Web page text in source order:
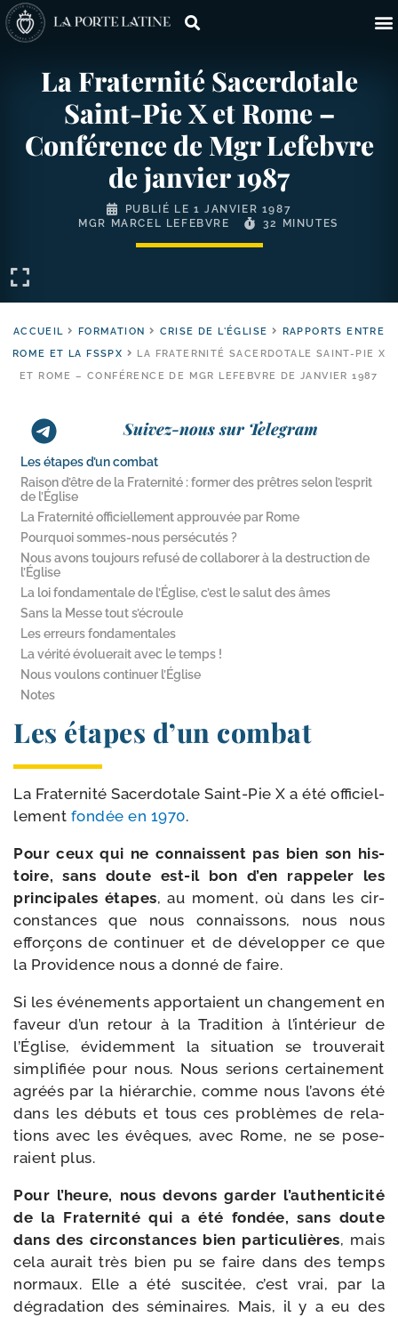
La Fraternité Sacerdotale
Saint-​Pie X et Rome –
Conférence de Mgr Lefebvre
de janvier 1987
PUBLIÉ LE 1 JANVIER 1987
MGR MARCEL LEFEBVRE
32 MINUTES
ACCUEIL FORMATION CRISE DE L'ÉGLISE
RAPPORTS ENTRE
ROME ET LA FSSPX
LA FRATERNITÉ SACERDOTALE SAINT-​PIE X
ET ROME – CONFÉRENCE DE MGR LEFEBVRE DE JANVIER 1987
Suivez-nous sur Telegram
Les étapes d’un combat
Raison d’être de la Fraternité : former des prêtres selon l’esprit
de l’Église
La Fraternité officiellement approuvée par Rome
Pourquoi sommes-​nous persécutés ?
Nous avons toujours refusé de collaborer à la destruction de
l’Église
La loi fondamentale de l’Église, c’est le salut des âmes
Sans la Messe tout s’écroule
Les erreurs fondamentales
La vérité évoluerait avec le temps !
Nous voulons continuer l’Église
Notes
Les étapes d’un combat
La Fraternité Sacerdotale Saint-​Pie X a été offi­ciel­
le­ment fon­dée en 1970.
Pour ceux qui ne connaissent pas bien son his­
toire, sans doute est-​il bon d’en rap­pe­ler les
prin­ci­pales étapes, au moment, où dans les cir­
cons­tances que nous connais­sons, nous nous
effor­çons de conti­nuer et de déve­lop­per ce que
la Providence nous a don­né de faire.
Si les évé­ne­ments appor­taient un chan­ge­ment en
faveur d’un retour à la Tradition à l’intérieur de
l’Église, évi­dem­ment la situa­tion se trou­ve­rait
sim­pli­fiée pour nous. Nous serions cer­tai­ne­ment
agréés par la hié­rar­chie, comme nous l’avons été
dans les débuts et tous ces pro­blèmes de rela­
tions avec les évêques, avec Rome, ne se pose­
raient plus.
Pour l’heure, nous devons gar­der l’authenticité
de la Fraternité qui a été fon­dée, sans doute
dans des cir­cons­tances bien par­ti­cu­lières, mais
cela aurait très bien pu se faire dans des temps
nor­maux. Elle a été sus­ci­tée, c’est vrai, par la
dégra­da­tion des sémi­naires. Mais, il y a eu des